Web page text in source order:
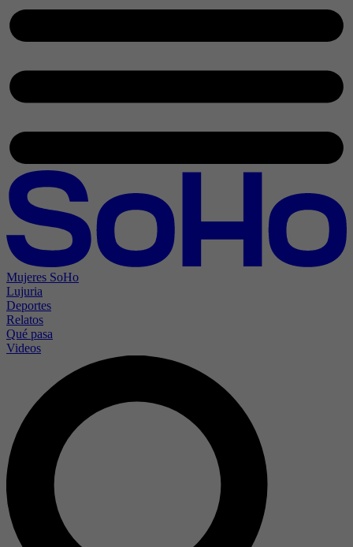
Mujeres SoHo
Lujuria
Deportes
Relatos
Qué pasa
Videos